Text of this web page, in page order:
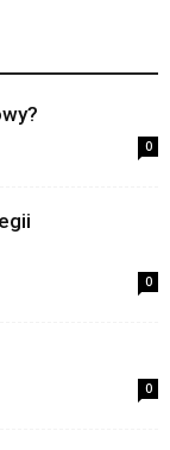
0
0
0